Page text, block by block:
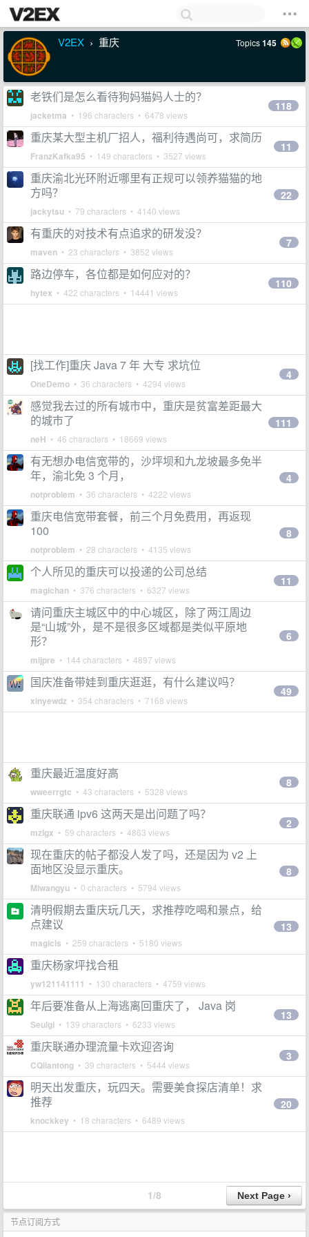
V2EX › 重庆 Topics145
老铁们是怎么看待狗妈猫妈人士的？
jacketma • 196 characters • 6478 views
118
重庆某大型主机厂招人，福利待遇尚可，求简历
FranzKafka95 • 149 characters • 3527 views
11
重庆渝北光环附近哪里有正规可以领养猫猫的地
方吗？
jackytsu • 79 characters • 4140 views
22
有重庆的对技术有点追求的研发没？
maven • 23 characters • 3852 views
7
路边停车，各位都是如何应对的？
hytex • 422 characters • 14441 views
110
[找工作]重庆 Java 7 年 大专 求坑位
OneDemo • 36 characters • 4294 views
4
感觉我去过的所有城市中，重庆是贫富差距最大
的城市了
neH • 46 characters • 18669 views
111
有无想办电信宽带的，沙坪坝和九龙坡最多免半
年，渝北免 3 个月，
notproblem • 36 characters • 4222 views
4
重庆电信宽带套餐，前三个月免费用，再返现
100
notproblem • 28 characters • 4135 views
8
个人所见的重庆可以投递的公司总结
magichan • 376 characters • 6327 views
11
请问重庆主城区中的中心城区，除了两江周边
是“山城”外，是不是很多区域都是类似平原地
形？
mljpre • 144 characters • 4897 views
6
国庆准备带娃到重庆逛逛，有什么建议吗？
xinyewdz • 354 characters • 7168 views
49
重庆最近温度好高
wweerrgtc • 43 characters • 5328 views
8
重庆联通 ipv6 这两天是出问题了吗？
mzlgx • 59 characters • 4863 views
2
现在重庆的帖子都没人发了吗，还是因为 v2 上
面地区没显示重庆。
Miwangyu • 0 characters • 5794 views
8
清明假期去重庆玩几天，求推荐吃喝和景点，给
点建议
magicls • 259 characters • 5180 views
13
重庆杨家坪找合租
yw121141111 • 130 characters • 4759 views
年后要准备从上海逃离回重庆了， Java 岗
Seulgi • 139 characters • 6233 views
13
重庆联通办理流量卡欢迎咨询
CQliantong • 39 characters • 5444 views
3
明天出发重庆，玩四天。需要美食探店清单！求
推荐
knockkey • 18 characters • 6489 views
20
1/8
节点订阅方式